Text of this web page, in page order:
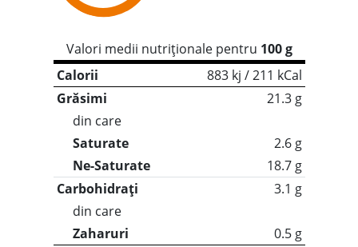
Valori medii nutriționale pentru 100 g
Calorii
883 kj / 211 kCal
Grăsimi
21.3 g
din care
Saturate
2.6 g
Ne-Saturate
18.7 g
Carbohidrați
3.1 g
din care
Zaharuri
0.5 g